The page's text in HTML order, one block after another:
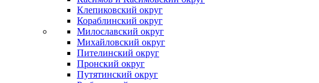
Клепиковский округ
Кораблинский округ
Милославский округ
Михайловский округ
Пителинский округ
Пронский округ
Путятинский округ